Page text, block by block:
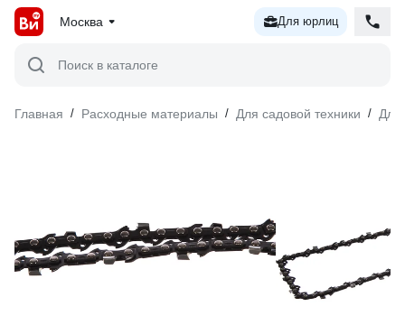
Москва Для юрлиц
Поиск в каталоге
Главная / Расходные материалы / Для садовой техники / Для